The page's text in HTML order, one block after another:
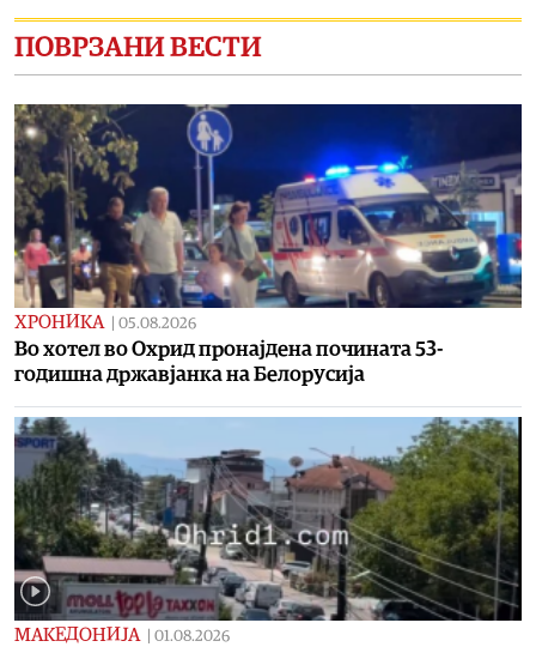
ПОВРЗАНИ ВЕСТИ
ХРОНИКА 05.08.2026
Во хотел во Охрид пронајдена почината 53-
годишна државјанка на Белорусија
МАКЕДОНИЈА 01.08.2026